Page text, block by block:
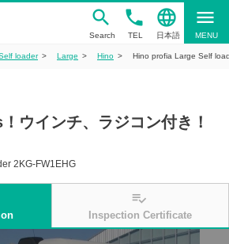
Search
phone
TEL
language
日本語
menu
MENU
loader Large Hino Hino profia Large Self
ウインチ、ラジコン付き！
2KG-FW1EHG
playlist_add_check
Inspection Certificate